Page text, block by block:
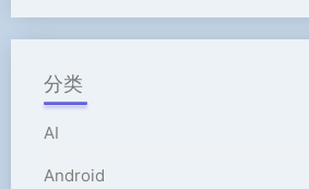
分类
AI
Android